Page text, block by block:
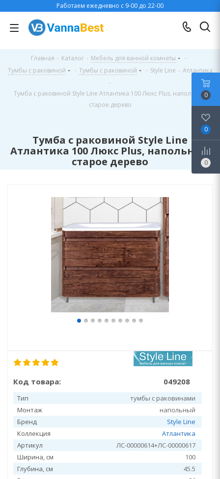
Работаем ежедневно с 9-00 до 22-00
Главная - Каталог - Мебель для ванной комнаты
-
Тумбы с раковиной
- Тумбы с раковиной - Style Line - Атлантика
-
Тумба с раковиной Style Line Атлантика 100 Люкс Plus, напольная,
старое дерево
Тумба с раковиной Style Line
Атлантика 100 Люкс Plus, напольная,
старое дерево
Код товара: 049208
Тип
тумбы с раковинами
Монтаж
напольный
Бренд
Style Line
Коллекция
Атлантика
Артикул
ЛС-00000614+ЛС-00000617
Ширина, см
100
Глубина, см
45.5
0
0
0